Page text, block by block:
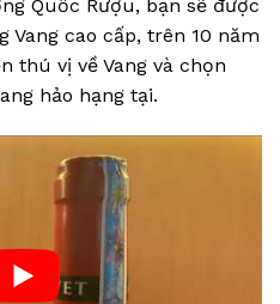
Quốc Rượu, bạn sẽ được
Vang cao cấp, trên 10 năm
thú vị về Vang và chọn
hảo hạng tại.